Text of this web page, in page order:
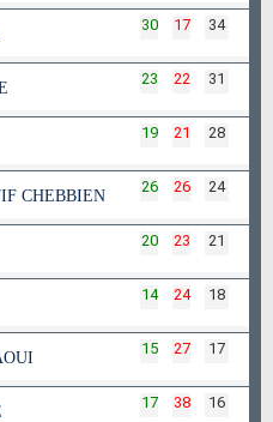
34
17
30
31
22
23
28
21
19
CHEBBIEN
24
26
26
21
23
20
18
24
14
17
27
15
16
38
17